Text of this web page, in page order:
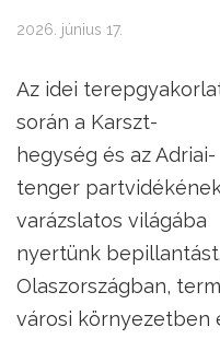
2026. június 17.
Az idei
során a Karszt-
hegység és az Adriai-
tenger
varázslatos világába
nyertünk
Olaszországban,
városi környezetben